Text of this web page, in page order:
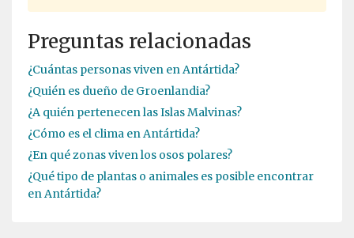
Preguntas relacionadas
¿Cuántas personas viven en Antártida?
¿Quién es dueño de Groenlandia?
¿A quién pertenecen las Islas Malvinas?
¿Cómo es el clima en Antártida?
¿En qué zonas viven los osos polares?
¿Qué tipo de plantas o animales es posible encontrar
en Antártida?